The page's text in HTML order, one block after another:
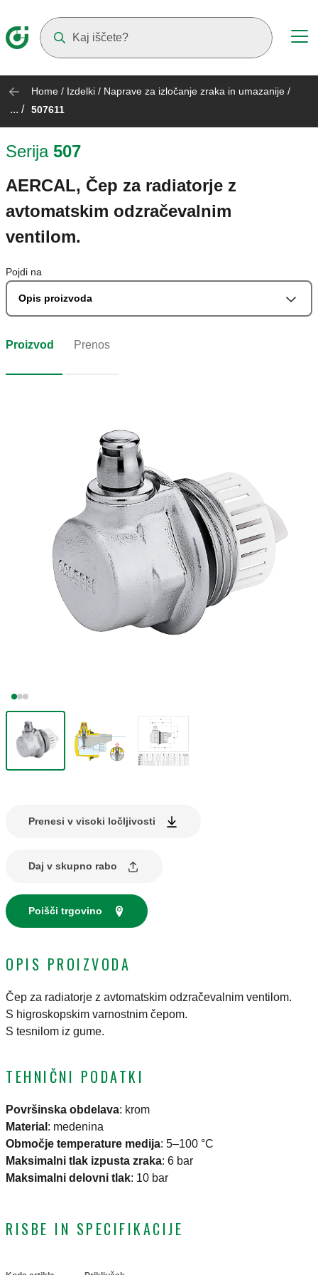
Home / Izdelki / Naprave za izločanje zraka in umazanije /
... / 507611
Serija 507
AERCAL, Čep za radiatorje z
avtomatskim odzračevalnim
ventilom.
Pojdi na
Opis proizvoda
Proizvod Prenos
Prenesi v visoki ločljivosti
Daj v skupno rabo
Poišči trgovino
OPIS PROIZVODA
Čep za radiatorje z avtomatskim odzračevalnim ventilom.
S higroskopskim varnostnim čepom.
S tesnilom iz gume.
TEHNIČNI PODATKI
Površinska obdelava: krom
Material : medenina
Območje temperature medija: 5–100 °C
Maksimalni tlak izpusta zraka: 6 bar
Maksimalni delovni tlak: 10 bar
RISBE IN SPECIFIKACIJE